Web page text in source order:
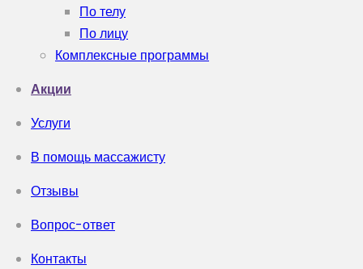
По телу
По лицу
Комплексные программы
Акции
Услуги
В помощь массажисту
Отзывы
Вопрос-ответ
Контакты